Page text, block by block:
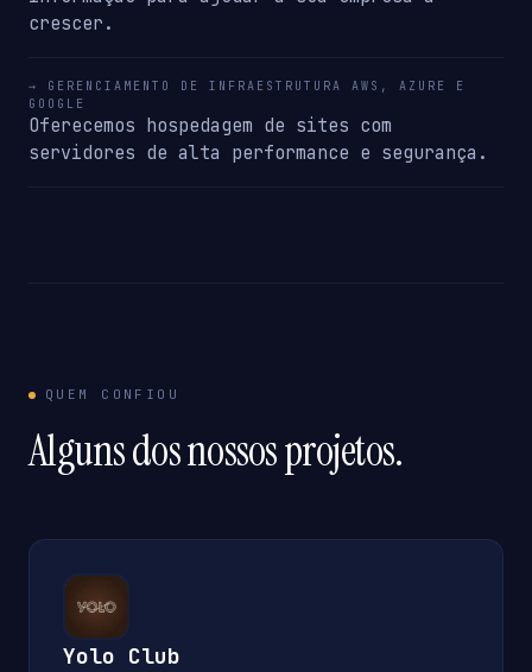
crescer.
→ GERENCIAMENTO DE INFRAESTRUTURA AWS, AZURE E
GOOGLE
Oferecemos hospedagem de sites com
servidores de alta performance e segurança.
QUEM CONFIOU
Alguns dos nossos projetos.
Yolo Club